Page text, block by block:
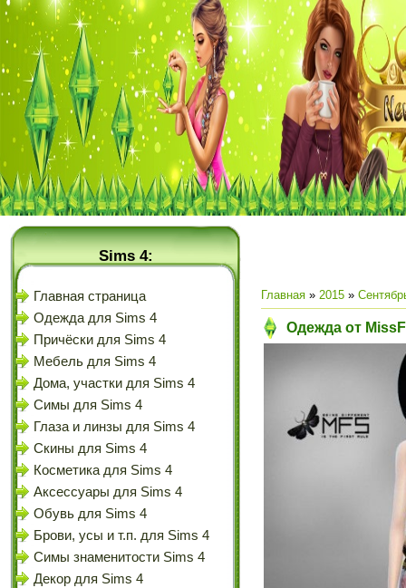
Sims 4:
Главная страница
Одежда для Sims 4
Причёски для Sims 4
Мебель для Sims 4
Дома, участки для Sims 4
Симы для Sims 4
Глаза и линзы для Sims 4
Скины для Sims 4
Косметика для Sims 4
Аксессуары для Sims 4
Обувь для Sims 4
Брови, усы и т.п. для Sims 4
Симы знаменитости Sims 4
Декор для Sims 4
Главная » 2015 »
Одежда от